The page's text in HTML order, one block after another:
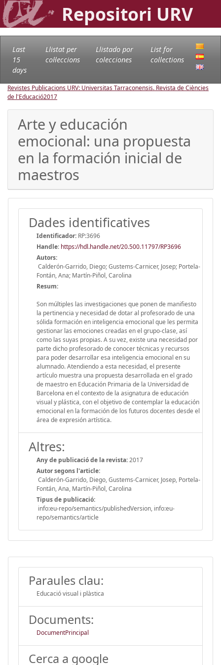
Repositori URV
Last
15
days
Llistat per
col·leccions
Llistado por
colecciones
List for
collections
Revistes Publicacions URV: Universitas Tarraconensis. Revista de Ciències
de l'Educació2017
Arte y educación
emocional: una propuesta
en la formación inicial de
maestros
Dades identificatives
Identificador: RP:3696
Handle: https://hdl.handle.net/20.500.11797/RP3696
Autors:
Calderón-Garrido, Diego; Gustems-Carnicer, Josep; Portela-
Fontán, Ana; Martín-Piñol, Carolina
Resum:
Son múltiples las investigaciones que ponen de manifiesto
la pertinencia y necesidad de dotar al profesorado de una
sólida formación en inteligencia emocional que les permita
gestionar las emociones creadas en el grupo-clase, así
como las suyas propias. A su vez, existe una necesidad por
parte dicho profesorado de conocer técnicas y recursos
para poder desarrollar esa inteligencia emocional en su
alumnado. Atendiendo a esta necesidad, el presente
artículo muestra una propuesta desarrollada en el grado
de maestro en Educación Primaria de la Universidad de
Barcelona en el contexto de la asignatura de educación
visual y plástica, con el objetivo de contemplar la educación
emocional en la formación de los futuros docentes desde el
área de expresión artística.
Altres:
Any de publicació de la revista:2017
Autor segons l'article:
Calderón-Garrido, Diego, Gustems-Carnicer, Josep, Portela-
Fontán, Ana, Martín-Piñol, Carolina
Tipus de publicació:
info:eu-repo/semantics/publishedVersion, info:eu-
repo/semantics/article
Paraules clau:
Educació visual i plàstica
Documents:
DocumentPrincipal
Cerca a google